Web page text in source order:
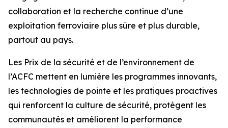
collaboration et la recherche continue d’une
exploitation ferroviaire plus sûre et plus durable,
partout au pays.
Les Prix de la sécurité et de l’environnement de
l’ACFC mettent en lumière les programmes innovants,
les technologies de pointe et les pratiques proactives
qui renforcent la culture de sécurité, protègent les
communautés et améliorent la performance